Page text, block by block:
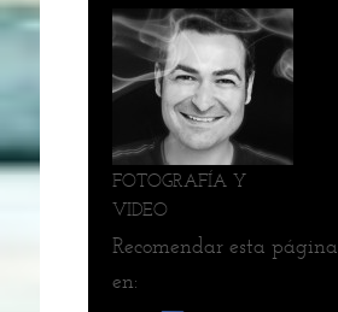
FOTOGRAFÍA Y
VIDEO
Recomendar esta página
en: